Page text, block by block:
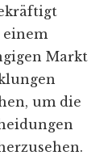
einem
Markt
um die